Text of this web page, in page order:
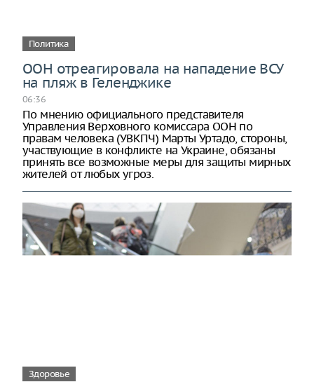
Политика
ООН отреагировала на нападение ВСУ
на пляж в Геленджике
06:36
По мнению официального представителя
Управления Верховного комиссара ООН по
правам человека (УВКПЧ) Марты Уртадо, стороны,
участвующие в конфликте на Украине, обязаны
принять все возможные меры для защиты мирных
жителей от любых угроз.
Здоровье